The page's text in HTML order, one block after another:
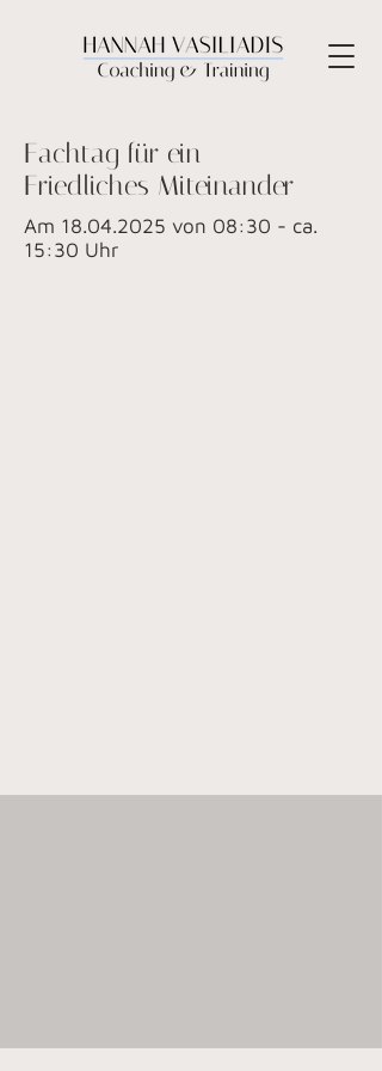
Fachtag für ein
Friedliches Miteinander
Am 18.04.2025 von 08:30 - ca.
15:30 Uhr